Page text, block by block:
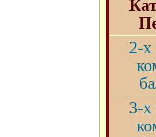
2-х
3-х